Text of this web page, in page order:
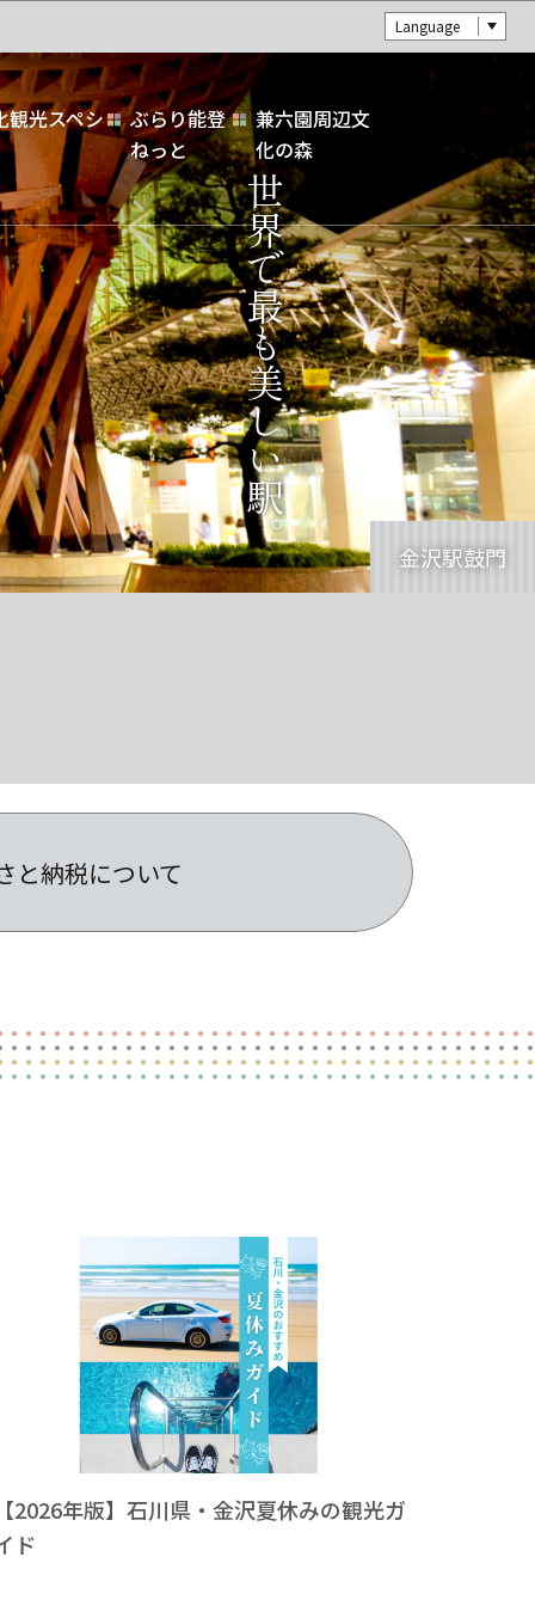
Language
観光スペシ
ぶらり能登
ねっと
兼六園周辺文
化の森
世界で最も美しい駅。
と納税について
2026年版】石川県・金沢夏休みの観光ガ
ド